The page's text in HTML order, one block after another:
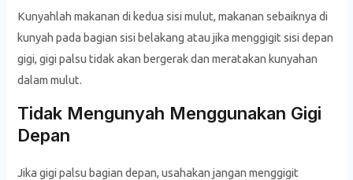
Kunyahlah makanan di kedua sisi mulut, makanan sebaiknya di
kunyah pada bagian sisi belakang atau jika menggigit sisi depan
gigi, gigi palsu tidak akan bergerak dan meratakan kunyahan
dalam mulut.
Tidak Mengunyah Menggunakan Gigi
Depan
Jika gigi palsu bagian depan, usahakan jangan menggigit